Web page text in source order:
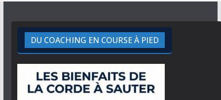
DU COACHING EN COURSE À PIED